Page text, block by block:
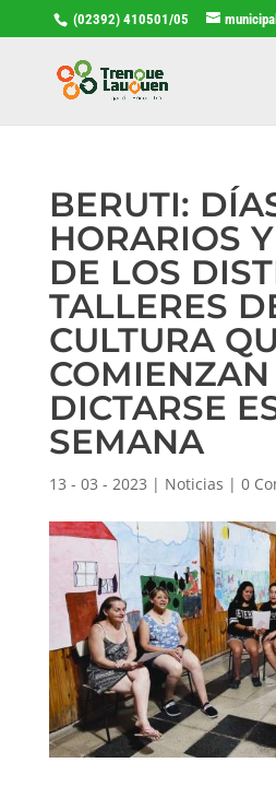
(02392) 410501/05
BERUTI:
HORARIOS
DE LOS
TALLERES
CULTURA
DICTARSE
SEMANA
13 - 03 - 2023 | Noticias | 0